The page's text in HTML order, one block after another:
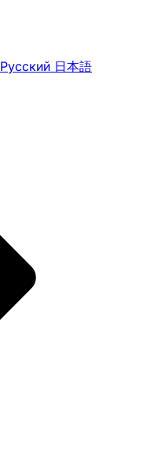
Русский 日本語